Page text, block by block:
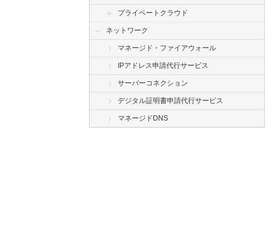
プライベートクラウド
ネットワーク
マネージド・ファイアウォール
IPアドレス申請代行サービス
サーバーコネクション
デジタル証明書申請代行サービス
マネージドDNS